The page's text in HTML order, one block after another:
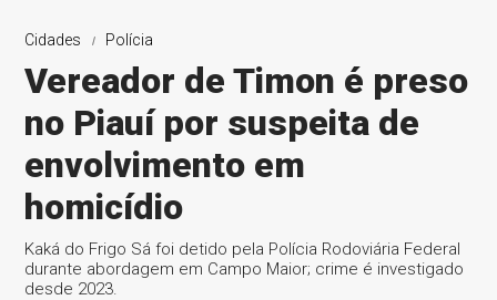
Cidades Polícia
Vereador de Timon é preso
no Piauí por suspeita de
envolvimento em
homicídio
Kaká do Frigo Sá foi detido pela Polícia Rodoviária Federal
durante abordagem em Campo Maior; crime é investigado
desde 2023.